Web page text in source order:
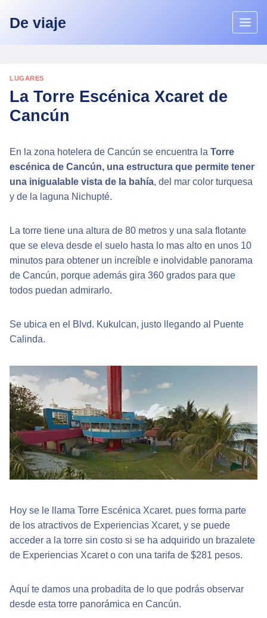
De viaje
LUGARES
La Torre Escénica Xcaret de
Cancún
En la zona hotelera de Cancún se encuentra la Torre
escénica de Cancún, una estructura que permite tener
una inigualable vista de la bahía, del mar color turquesa
y de la laguna Nichupté.
La torre tiene una altura de 80 metros y una sala flotante
que se eleva desde el suelo hasta lo mas alto en unos 10
minutos para obtener un increíble e inolvidable panorama
de Cancún, porque además gira 360 grados para que
todos puedan admirarlo.
Se ubica en el Blvd. Kukulcan, justo llegando al Puente
Calinda.
Hoy se le llama Torre Escénica Xcaret. pues forma parte
de los atractivos de Experiencias Xcaret, y se puede
acceder a la torre sin costo si se ha adquirido un brazalete
de Experiencias Xcaret o con una tarifa de $281 pesos.
Aquí te damos una probadita de lo que podrás observar
desde esta torre panorámica en Cancún.